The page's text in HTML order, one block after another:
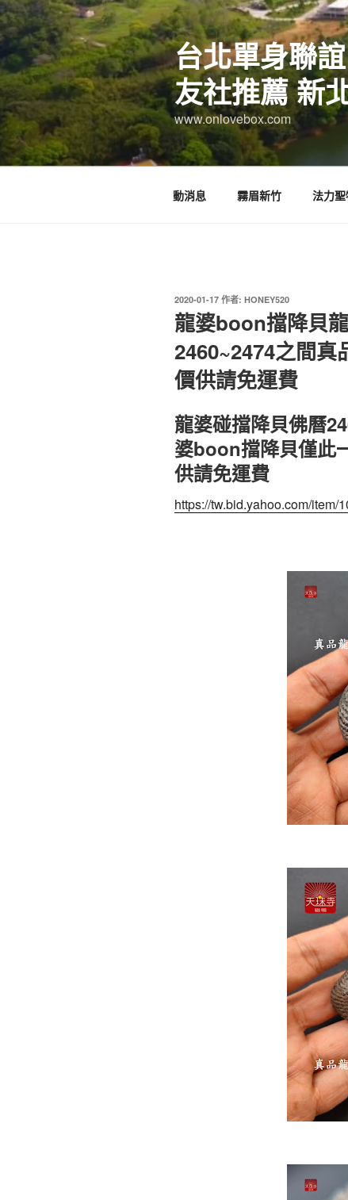
跳
至
主
要
內
容
台北單身聯
友社推薦 新
www.onlovebox.com
動消息 霧眉新竹 法力聖
發
佈
於
2020-01-17 作者: HONEY520
龍婆boon擋降貝
2460~2474之間真
價供請免運費
龍婆碰擋降貝佛曆
婆boon擋降貝僅此
供請免運費
https://tw.bid.yahoo.com/item/